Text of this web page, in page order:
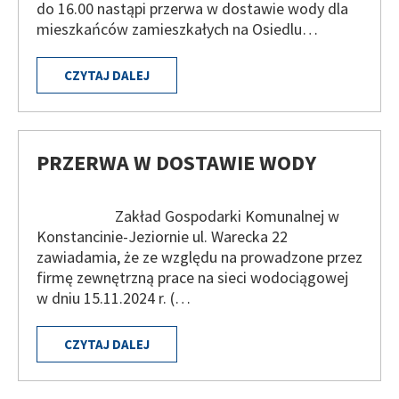
do 16.00 nastąpi przerwa w dostawie wody dla
mieszkańców zamieszkałych na Osiedlu…
CZYTAJ DALEJ
PRZERWA W DOSTAWIE WODY
Zakład Gospodarki Komunalnej w
Konstancinie-Jeziornie ul. Warecka 22
zawiadamia, że ze względu na prowadzone przez
firmę zewnętrzną prace na sieci wodociągowej
w dniu 15.11.2024 r. (…
CZYTAJ DALEJ